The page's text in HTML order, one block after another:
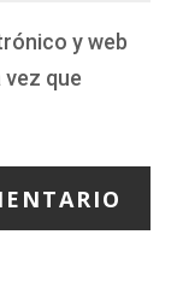
y web
que